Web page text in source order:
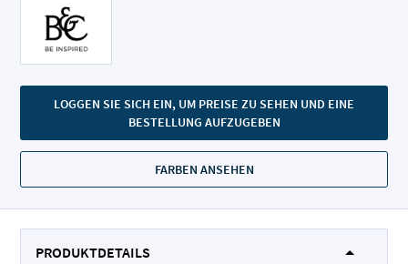
LOGGEN SIE SICH EIN, UM PREISE ZU SEHEN UND EINE
BESTELLUNG AUFZUGEBEN
FARBEN ANSEHEN
PRODUKTDETAILS